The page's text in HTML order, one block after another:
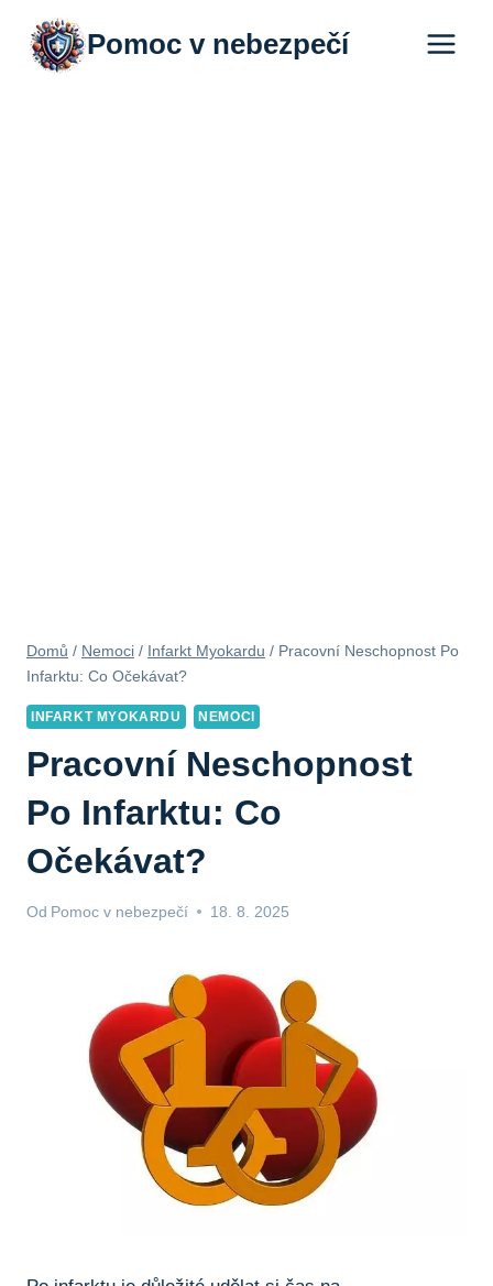
Přeskočit
obsah
Pomoc v nebezpečí
Domů / Nemoci / Infarkt Myokardu / Pracovní Neschopnost Po
Infarktu: Co Očekávat?
INFARKT MYOKARDU NEMOCI
Pracovní Neschopnost
Po Infarktu: Co
Očekávat?
Od Pomoc v nebezpečí 18. 8. 2025